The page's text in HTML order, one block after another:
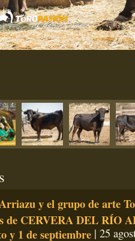
y el grupo de arte
de CERVERA DEL RÍO
y 1 de septiembre| 25